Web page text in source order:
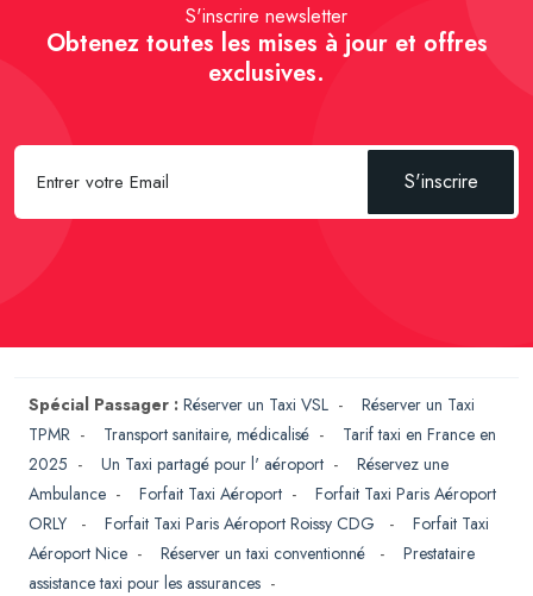
S'inscrire newsletter
Obtenez toutes les mises à jour et offres
exclusives.
S'inscrire
Spécial Passager : Réserver un Taxi VSL - Réserver un Taxi
TPMR - Transport sanitaire, médicalisé - Tarif taxi en France en
2025 - Un Taxi partagé pour l' aéroport - Réservez une
Ambulance - Forfait Taxi Aéroport - Forfait Taxi Paris Aéroport
ORLY
- Forfait Taxi Paris Aéroport Roissy CDG - Forfait Taxi
Aéroport Nice - Réserver un taxi conventionné - Prestataire
assistance taxi pour les assurances -